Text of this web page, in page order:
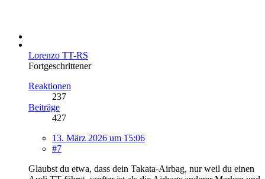
Lorenzo TT-RS
Fortgeschrittener
Reaktionen
237
Beiträge
427
13. März 2026 um 15:06
#7
Glaubst du etwa, dass dein Takata-Airbag, nur weil du einen